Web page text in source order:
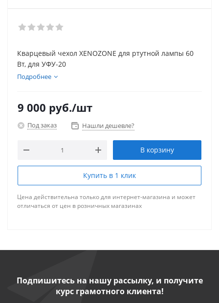
Кварцевый чехол XENOZONE для ртутной лампы 60
Вт, для УФУ-20
Подробнее
9 000 руб./шт
Под заказ Нашли дешевле?
В корзину
Купить в 1 клик
Цена действительна только для интернет-магазина и может
отличаться от цен в розничных магазинах
Подпишитесь на нашу рассылку, и получите
курс грамотного клиента!